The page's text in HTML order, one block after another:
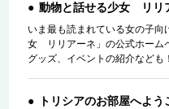
動物と話せる少女 リリ
いま最も読まれている女の子
女 リリアーネ」の公式ホーム
グッズ、イベントの紹介なども！
トリシアのお部屋へよう